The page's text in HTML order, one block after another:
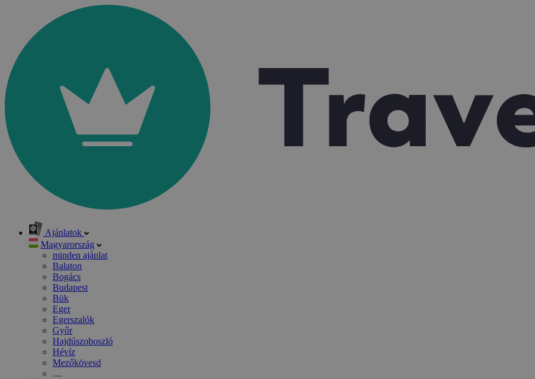
Ajánlatok
Magyarország
minden ajánlat
Balaton
Bogács
Budapest
Bük
Eger
Egerszalók
Győr
Hajdúszoboszló
Hévíz
Mezőkövesd
…